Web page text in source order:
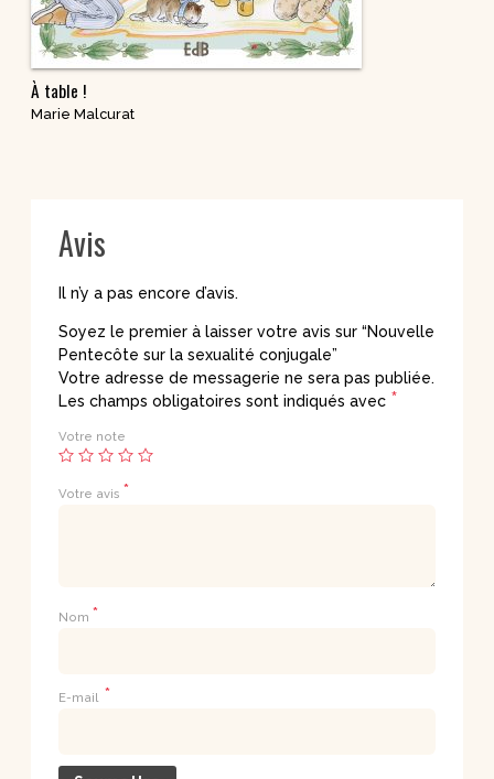
À table !
Marie Malcurat
Avis
Il n’y a pas encore d’avis.
Soyez le premier à laisser votre avis sur “Nouvelle
Pentecôte sur la sexualité conjugale”
Votre adresse de messagerie ne sera pas publiée.
Les champs obligatoires sont indiqués avec *
Votre note
Votre avis *
Nom *
E-mail *